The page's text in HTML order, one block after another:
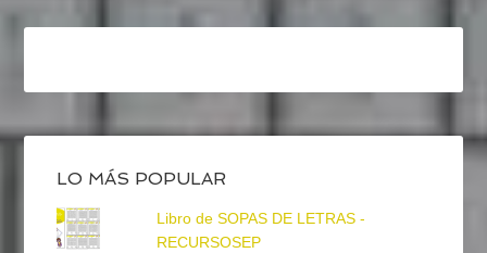
LO MÁS POPULAR
Libro de SOPAS DE LETRAS -
RECURSOSEP